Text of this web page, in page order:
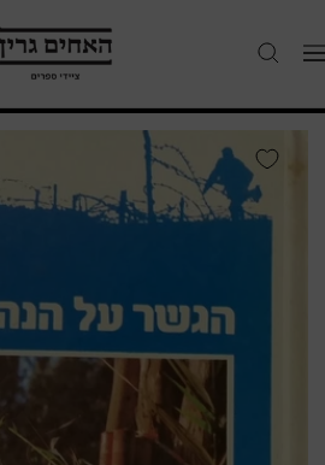
Navigation
האחים
גרין